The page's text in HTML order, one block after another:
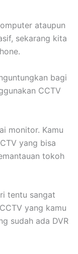
ataupun
sekarang kita
bagi
CCTV
monitor. Kamu
yang bisa
tokoh
tentu sangat
yang kamu
sudah ada DVR